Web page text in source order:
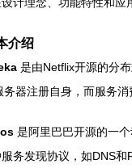
介绍
是由Netflix开源的分
务器注册自身，而服务
是阿里巴巴开源的一
务发现协议，如DNS和